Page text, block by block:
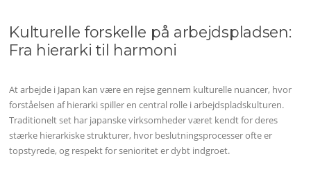
Kulturelle forskelle på arbejdspladsen:
Fra hierarki til harmoni
At arbejde i Japan kan være en rejse gennem kulturelle nuancer, hvor
forståelsen af hierarki spiller en central rolle i arbejdspladskulturen.
Traditionelt set har japanske virksomheder været kendt for deres
stærke hierarkiske strukturer, hvor beslutningsprocesser ofte er
topstyrede, og respekt for senioritet er dybt indgroet.